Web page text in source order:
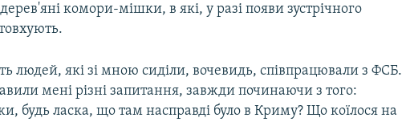
комори-мішки, в які, у разі появи зустрічного
людей, які зі мною сиділи, вочевидь, співпрацювали з ФСБ.
мені різні запитання, завжди починаючи з того:
будь ласка, що там насправді було в Криму? Що коїлося на